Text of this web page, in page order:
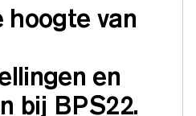
hoogte van
en
bij BPS22.